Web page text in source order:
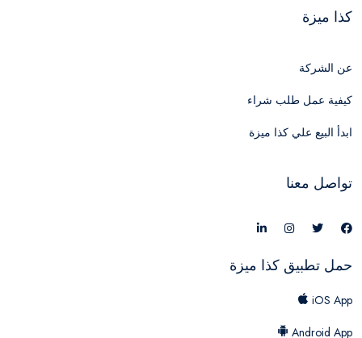
كذا ميزة
عن الشركة
كيفية عمل طلب شراء
ابدأ البيع علي كذا ميزة
تواصل معنا
حمل تطبيق كذا ميزة
iOS App
Android App